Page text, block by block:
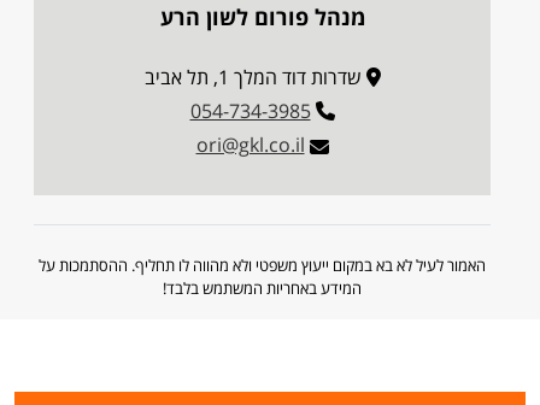
מנהל פורום לשון הרע
שדרות דוד המלך 1, תל אביב
054-734-3985
ori@gkl.co.il
האמור לעיל לא בא במקום ייעוץ משפטי ולא מהווה לו תחליף. ההסתמכות על
המידע באחריות המשתמש בלבד!